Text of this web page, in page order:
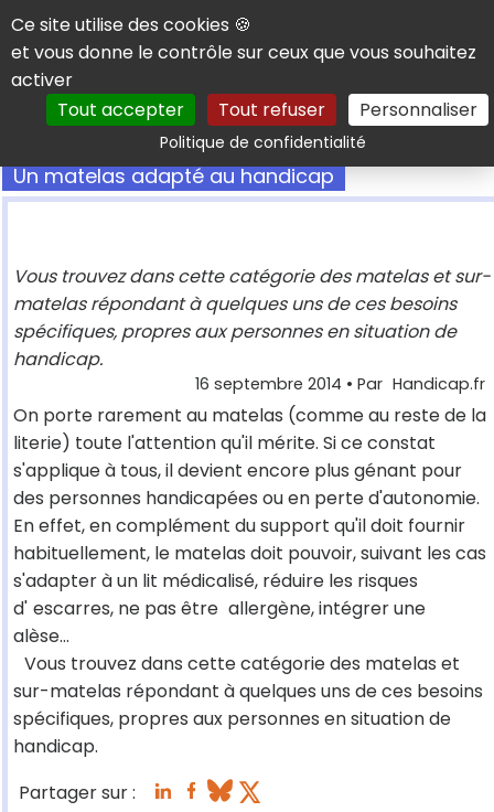
Panneau de gestion des cookies
Ce site utilise des cookies 🍪
et vous donne le contrôle sur ceux que vous souhaitez
activer
Tout accepter
Tout refuser Personnaliser
Politique de confidentialitéRechercher
Un matelas adapté au handicap
Vous trouvez dans cette catégorie des matelas et sur-
matelas répondant à quelques uns de ces besoins
spécifiques, propres aux personnes en situation de
handicap.
16 septembre 2014 • Par Handicap.fr
On porte rarement au matelas (comme au reste de la
literie) toute l'attention qu'il mérite. Si ce constat
s'applique à tous, il devient encore plus génant pour
des personnes handicapées ou en perte d'autonomie.
En effet, en complément du support qu'il doit fournir
habituellement, le matelas doit pouvoir, suivant les cas
s'adapter à un lit médicalisé, réduire les risques
d' escarres, ne pas être allergène, intégrer une
alèse...
Vous trouvez dans cette catégorie des matelas et
sur-matelas répondant à quelques uns de ces besoins
spécifiques, propres aux personnes en situation de
handicap.
Partager sur :